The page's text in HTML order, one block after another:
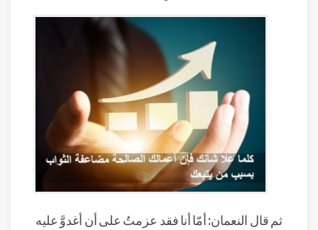
ثم قال النعمان: أمّا أنا فقد عزمتُ على أن أغدوَّ عليه